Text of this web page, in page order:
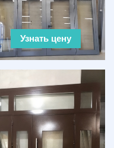
Узнать цену